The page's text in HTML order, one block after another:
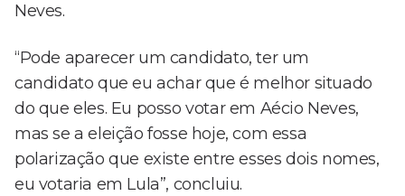
Neves.
“Pode aparecer um candidato, ter um
candidato que eu achar que é melhor situado
do que eles. Eu posso votar em Aécio Neves,
mas se a eleição fosse hoje, com essa
polarização que existe entre esses dois nomes,
eu votaria em Lula”, concluiu.